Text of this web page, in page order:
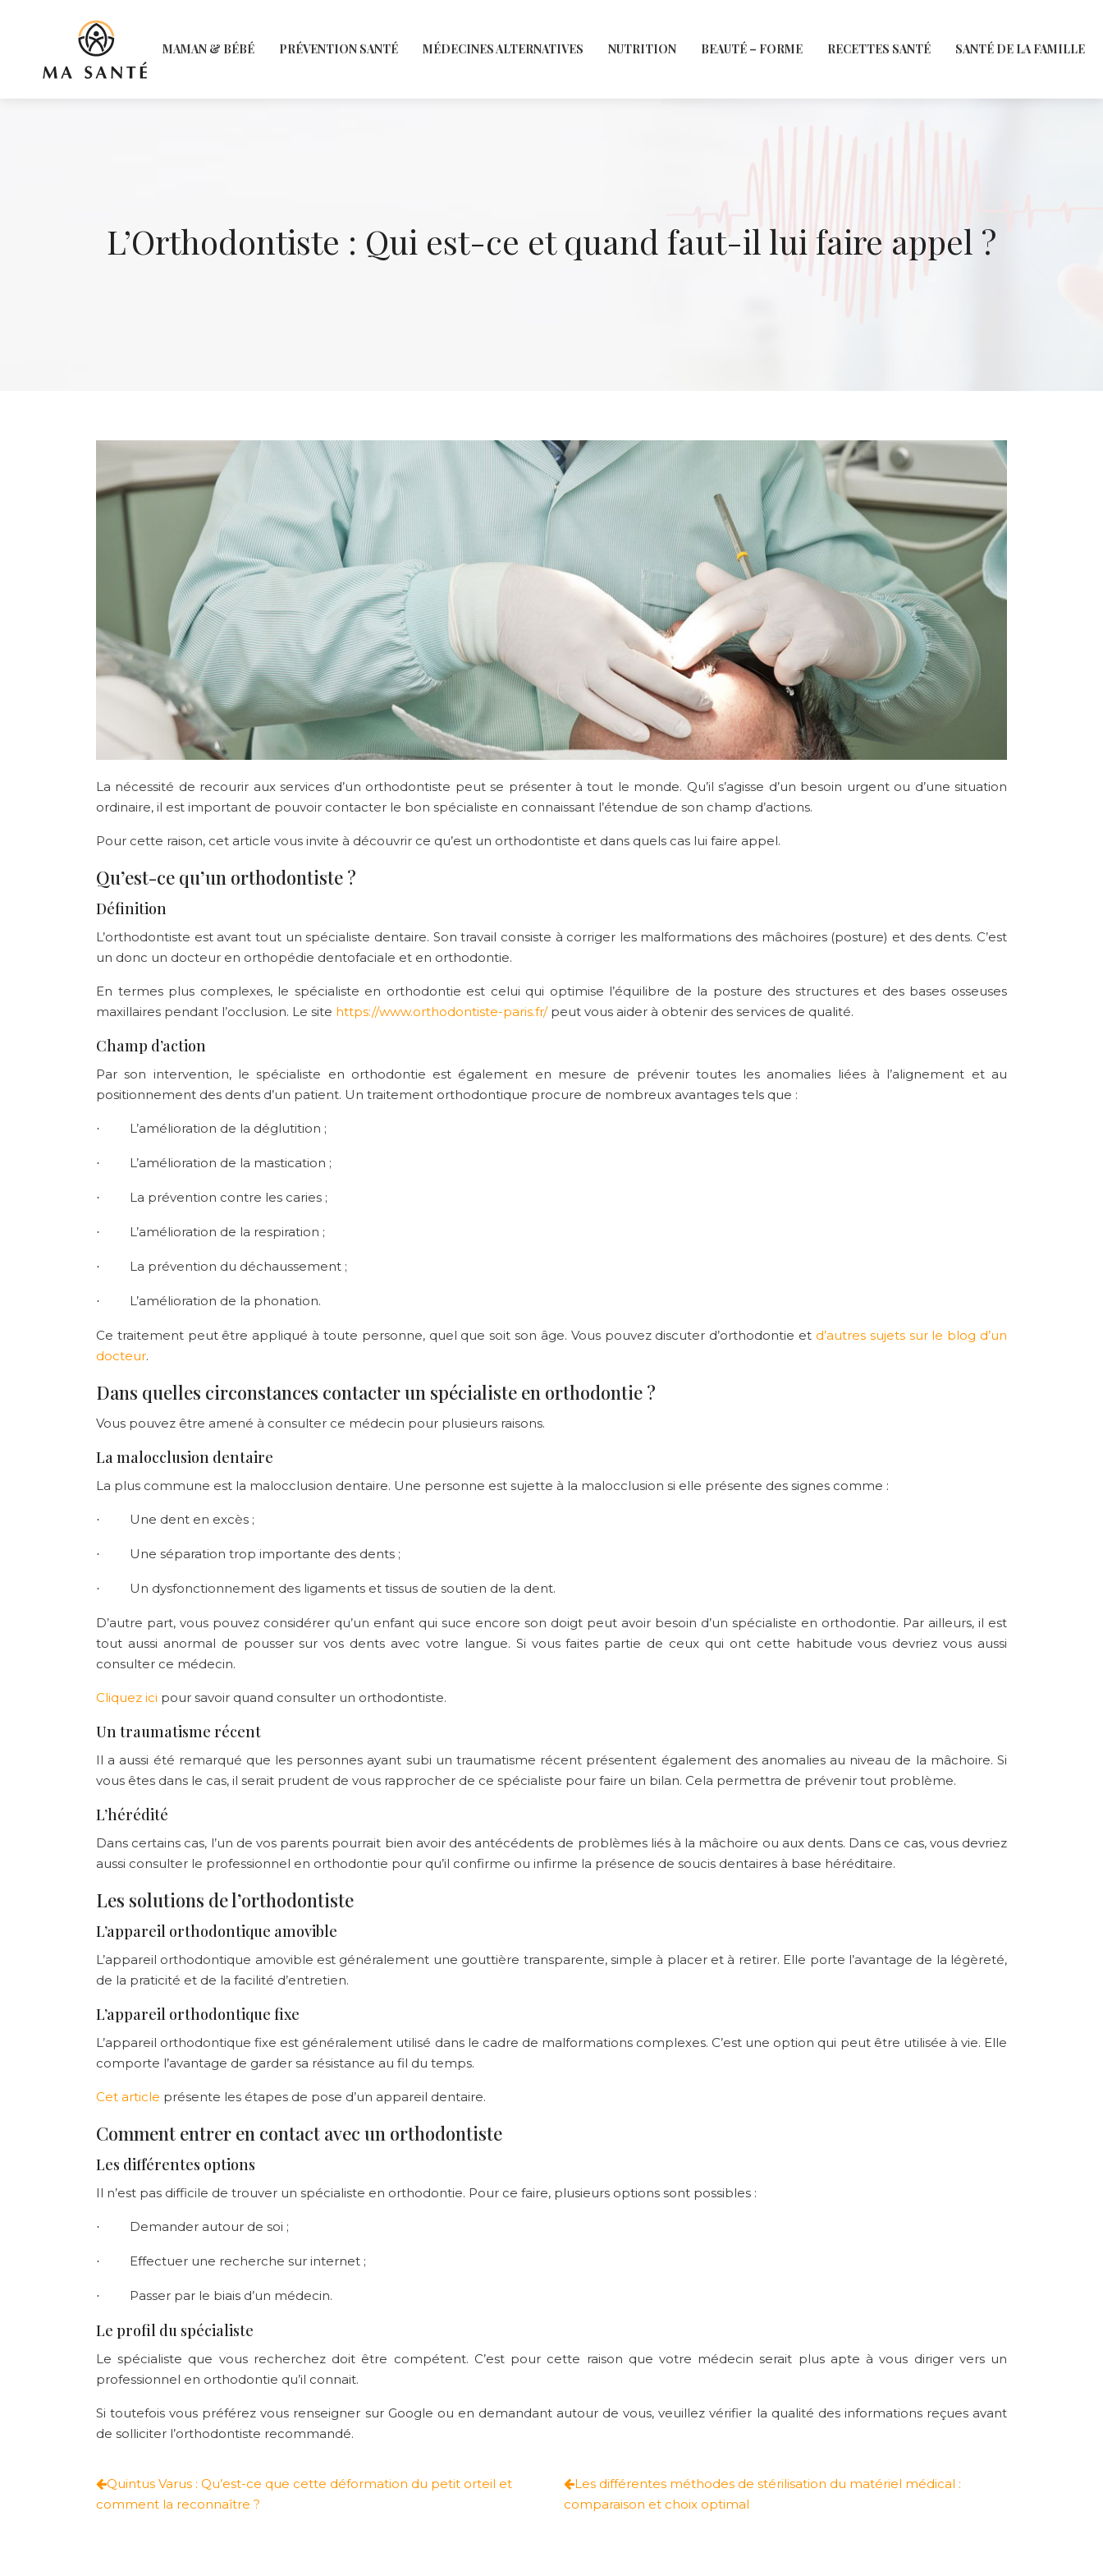
MAMAN & BÉBÉ PRÉVENTION SANTÉ MÉDECINES ALTERNATIVES NUTRITION BEAUTÉ – FORME RECETTES SANTÉ SANTÉ DE LA FAMILLE
L’Orthodontiste : Qui est-ce et quand faut-il lui faire appel ?
La nécessité de recourir aux services d’un orthodontiste peut se présenter à tout le monde. Qu’il s’agisse d’un besoin urgent ou d’une situation
ordinaire, il est important de pouvoir contacter le bon spécialiste en connaissant l’étendue de son champ d’actions.
Pour cette raison, cet article vous invite à découvrir ce qu’est un orthodontiste et dans quels cas lui faire appel.
Qu’est-ce qu’un orthodontiste ?
Définition
L’orthodontiste est avant tout un spécialiste dentaire. Son travail consiste à corriger les malformations des mâchoires (posture) et des dents. C’est
un donc un docteur en orthopédie dentofaciale et en orthodontie.
En termes plus complexes, le spécialiste en orthodontie est celui qui optimise l’équilibre de la posture des structures et des bases osseuses
maxillaires pendant l’occlusion. Le site https://www.orthodontiste-paris.fr/peut vous aider à obtenir des services de qualité.
Champ d’action
Par son intervention, le spécialiste en orthodontie est également en mesure de prévenir toutes les anomalies liées à l’alignement et au
positionnement des dents d’un patient. Un traitement orthodontique procure de nombreux avantages tels que :
· L’amélioration de la déglutition ;
· L’amélioration de la mastication ;
· La prévention contre les caries ;
· L’amélioration de la respiration ;
· La prévention du déchaussement ;
· L’amélioration de la phonation.
Ce traitement peut être appliqué à toute personne, quel que soit son âge. Vous pouvez discuter d’orthodontie et d’autres sujets sur le blog d’un
docteur.
Dans quelles circonstances contacter un spécialiste en orthodontie ?
Vous pouvez être amené à consulter ce médecin pour plusieurs raisons.
La malocclusion dentaire
La plus commune est la malocclusion dentaire. Une personne est sujette à la malocclusion si elle présente des signes comme :
· Une dent en excès ;
· Une séparation trop importante des dents ;
· Un dysfonctionnement des ligaments et tissus de soutien de la dent.
D’autre part, vous pouvez considérer qu’un enfant qui suce encore son doigt peut avoir besoin d’un spécialiste en orthodontie. Par ailleurs, il est
tout aussi anormal de pousser sur vos dents avec votre langue. Si vous faites partie de ceux qui ont cette habitude vous devriez vous aussi
consulter ce médecin.
Cliquez ici pour savoir quand consulter un orthodontiste.
Un traumatisme récent
Il a aussi été remarqué que les personnes ayant subi un traumatisme récent présentent également des anomalies au niveau de la mâchoire. Si
vous êtes dans le cas, il serait prudent de vous rapprocher de ce spécialiste pour faire un bilan. Cela permettra de prévenir tout problème.
L’hérédité
Dans certains cas, l’un de vos parents pourrait bien avoir des antécédents de problèmes liés à la mâchoire ou aux dents. Dans ce cas, vous devriez
aussi consulter le professionnel en orthodontie pour qu’il confirme ou infirme la présence de soucis dentaires à base héréditaire.
Les solutions de l’orthodontiste
L’appareil orthodontique amovible
L’appareil orthodontique amovible est généralement une gouttière transparente, simple à placer et à retirer. Elle porte l’avantage de la légèreté,
de la praticité et de la facilité d’entretien.
L’appareil orthodontique fixe
L’appareil orthodontique fixe est généralement utilisé dans le cadre de malformations complexes. C’est une option qui peut être utilisée à vie. Elle
comporte l’avantage de garder sa résistance au fil du temps.
Cet article présente les étapes de pose d’un appareil dentaire.
Comment entrer en contact avec un orthodontiste
Les différentes options
Il n’est pas difficile de trouver un spécialiste en orthodontie. Pour ce faire, plusieurs options sont possibles :
· Demander autour de soi ;
· Effectuer une recherche sur internet ;
· Passer par le biais d’un médecin.
Le profil du spécialiste
Le spécialiste que vous recherchez doit être compétent. C’est pour cette raison que votre médecin serait plus apte à vous diriger vers un
professionnel en orthodontie qu’il connait.
Si toutefois vous préférez vous renseigner sur Google ou en demandant autour de vous, veuillez vérifier la qualité des informations reçues avant
de solliciter l’orthodontiste recommandé.
Quintus Varus : Qu’est-ce que cette déformation du petit orteil et
comment la reconnaître ?
Les différentes méthodes de stérilisation du matériel médical :
comparaison et choix optimal